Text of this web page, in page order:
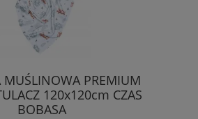
MUŚLINOWA PREMIUM
120x120cm CZAS
BOBASA